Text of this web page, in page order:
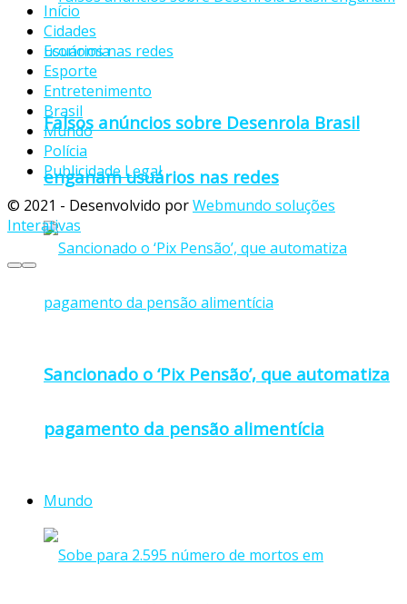
Falsos anúncios sobre Desenrola Brasil
enganam usuários nas redes
Sancionado o ‘Pix Pensão’, que automatiza
pagamento da pensão alimentícia
Mundo
Início
Cidades
Economia
Esporte
Entretenimento
Brasil
Mundo
Polícia
Publicidade Legal
© 2021 - Desenvolvido porWebmundo soluções
Interativas